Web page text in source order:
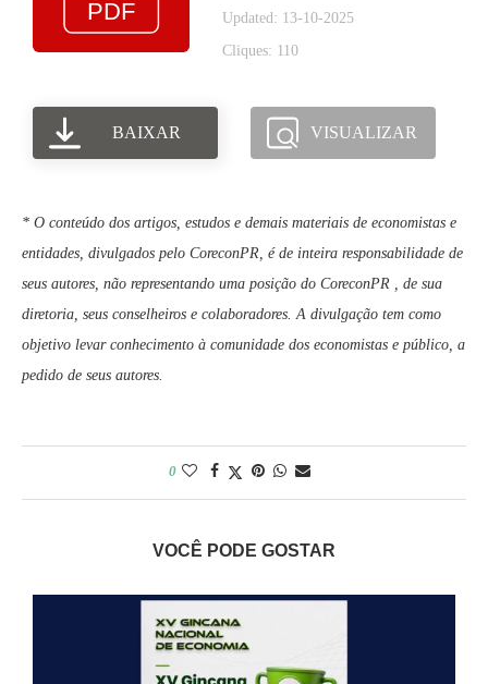
Updated: 13-10-2025
Cliques: 110
BAIXAR VISUALIZAR
* O conteúdo dos artigos, estudos e demais materiais de economistas e
entidades, divulgados pelo CoreconPR, é de inteira responsabilidade de
seus autores, não representando uma posição do CoreconPR , de sua
diretoria, seus conselheiros e colaboradores. A divulgação tem como
objetivo levar conhecimento à comunidade dos economistas e público, a
pedido de seus autores.
0
VOCÊ PODE GOSTAR